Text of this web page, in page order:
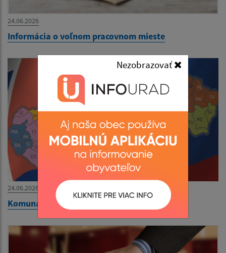
Nezobrazovať
24.06.2026
Informácia o voľnom pracovnom mieste
24.06.2026
Komunálne voľby 2026